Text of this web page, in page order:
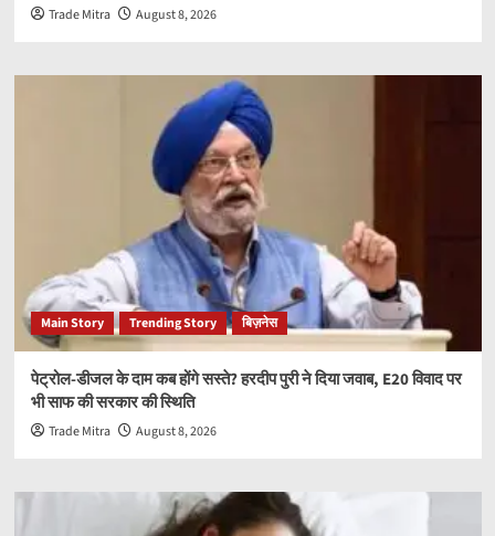
Trade Mitra August 8, 2026
Main Story Trending Story बिज़नेस
पेट्रोल-डीजल के दाम कब होंगे सस्ते? हरदीप पुरी ने दिया जवाब, E20 विवाद पर
भी साफ की सरकार की स्थिति
Trade Mitra August 8, 2026